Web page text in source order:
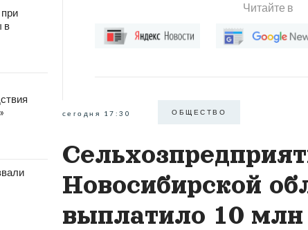
в
Читайте в
сегодня 17:30 ОБЩЕСТВО
Новосибирской
выплатило 10 млн